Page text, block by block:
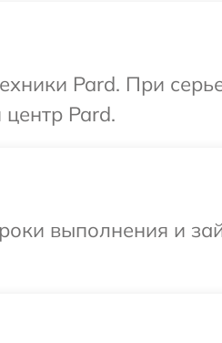
Pard. При
Pard.
выполнения и